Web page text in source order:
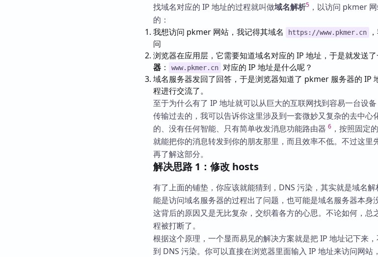
找域名对应的 IP 地址的过程就叫做域名解析5 ，以访问 pkmer
的：
我想访问 pkmer 网站，我记得其域名
https://www.pkmer.cn
问
浏览器在应用层，它需要知道域名对应的 IP 地址，于是就发送
器 ： www.pkmer.cn 对应的 IP 地址是什么呢？
域名服务器发回了回答，于是浏览器知道了 pkmer 服务器的 IP
程进行交流了。
至于为什么有了 IP 地址就可以从巨大的互联网找到容易一台设
传输过去的，我可以告诉你这里涉及到一套微妙又复杂的去中心
的、没有任何智能、只有简单收发消息功能路由器 6 ，按照固定
就能把你的消息转发到你的朋友那里，而且效率不低。不过这里
再了解这部分。
解决思路 1：修改 hosts
有了上面的铺垫，你应该就能猜到，DNS 污染，其实就是域名
能是访问域名服务器的过程出了问题，也可能是域名服务器本身
这背后的原因又是无比复杂，交织着各方的心思。不论如何，总
程被打断了。
根据这个原理，一个显而易见的解决方案就是把 IP 地址记下来
到 DNS 污染。你可以直接在浏览器里面输入 IP 地址来访问网站